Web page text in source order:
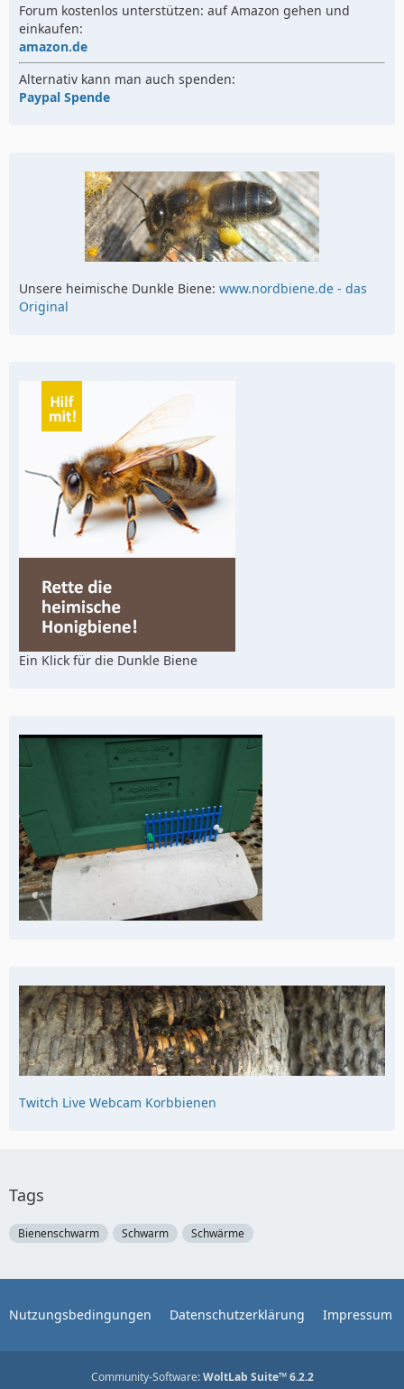
Forum kostenlos unterstützen: auf Amazon gehen und
einkaufen:
amazon.de
Alternativ kann man auch spenden:
Paypal Spende
Unsere heimische Dunkle Biene: www.nordbiene.de - das
Original
Ein Klick für die Dunkle Biene
Twitch Live Webcam Korbbienen
Tags
Bienenschwarm Schwarm Schwärme
Nutzungsbedingungen Datenschutzerklärung Impressum
Community-Software:WoltLab Suite™ 6.2.2